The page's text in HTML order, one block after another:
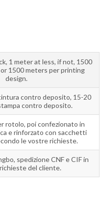
1 meter at less, if not, 1500
1500 meters per printing
design.
contro deposito, 15-20
contro deposito.
rotolo, poi confezionato in
e rinforzato con sacchetti
le vostre richieste.
spedizione CNF e CIF in
del cliente.